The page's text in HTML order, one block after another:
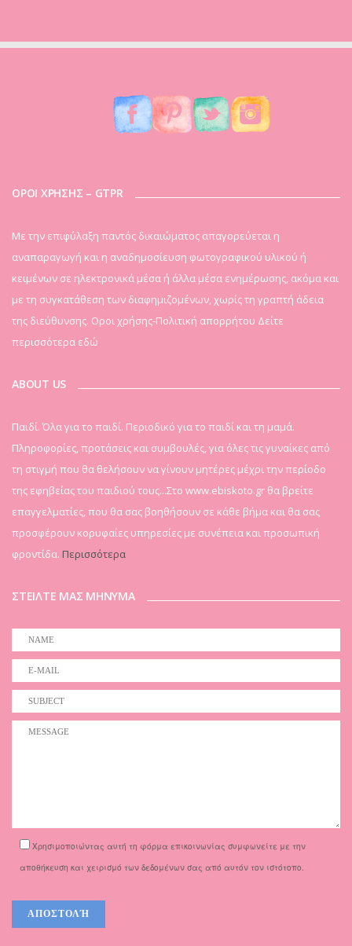
ΟΡΟΙ ΧΡΗΣΗΣ – GTPR
Mε την επιφύλαξη παντός δικαιώματος απαγορεύεται η
αναπαραγωγή και η αναδημοσίευση φωτογραφικού υλικού ή
κειμένων σε ηλεκτρονικά μέσα ή άλλα μέσα ενημέρωσης, ακόμα και
με τη συγκατάθεση των διαφημιζομένων, χωρίς τη γραπτή άδεια
της διεύθυνσης. Οροι χρήσης-Πολιτική απορρήτου Δείτε
περισσότερα εδώ
ABOUT US
Παιδί. Όλα για το παιδί. Περιοδικό για το παιδί και τη μαμά.
Πληροφορίες, προτάσεις και συμβουλές, για όλες τις γυναίκες από
τη στιγμή που θα θελήσουν να γίνουν μητέρες μέχρι την περίοδο
της εφηβείας του παιδιού τους...Στο www.ebiskoto.gr θα βρείτε
επαγγελματίες, που θα σας βοηθήσουν σε κάθε βήμα και θα σας
προσφέρουν κορυφαίες υπηρεσίες με συνέπεια και προσωπική
φροντίδα. Περισσότερα
ΣΤΕΙΛΤΕ ΜΑΣ ΜΗΝΥΜΑ
Χρησιμοποιώντας αυτή τη φόρμα επικοινωνίας συμφωνείτε με την
αποθήκευση και χειρισμό των δεδομένων σας από αυτόν τον ιστότοπο.